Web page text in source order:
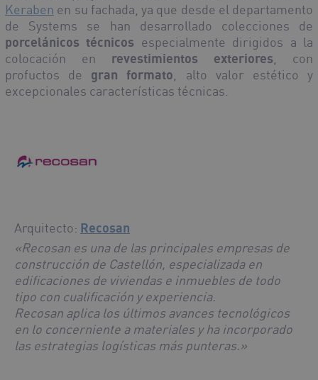
Keraben en su fachada, ya que desde el departamento
de Systems se han desarrollado colecciones de
porcelánicos técnicos especialmente dirigidos a la
colocación en revestimientos exteriores , con
profuctos de gran formato , alto valor estético y
excepcionales características técnicas.
Arquitecto: Recosan
«Recosan es una de las principales empresas de
construcción de Castellón, especializada en
edificaciones de viviendas e inmuebles de todo
tipo con cualificación y experiencia.
Recosan aplica los últimos avances tecnológicos
en lo concerniente a materiales y ha incorporado
las estrategias logísticas más punteras.»